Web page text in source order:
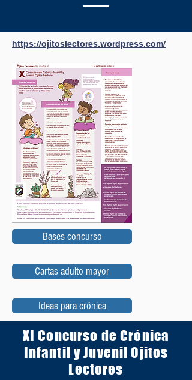
https://ojitoslectores.wordpress.com/
Bases concurso
Cartas adulto mayor
Ideas para crónica
XI Concurso de Crónica
Infantil y Juvenil Ojitos
Lectores